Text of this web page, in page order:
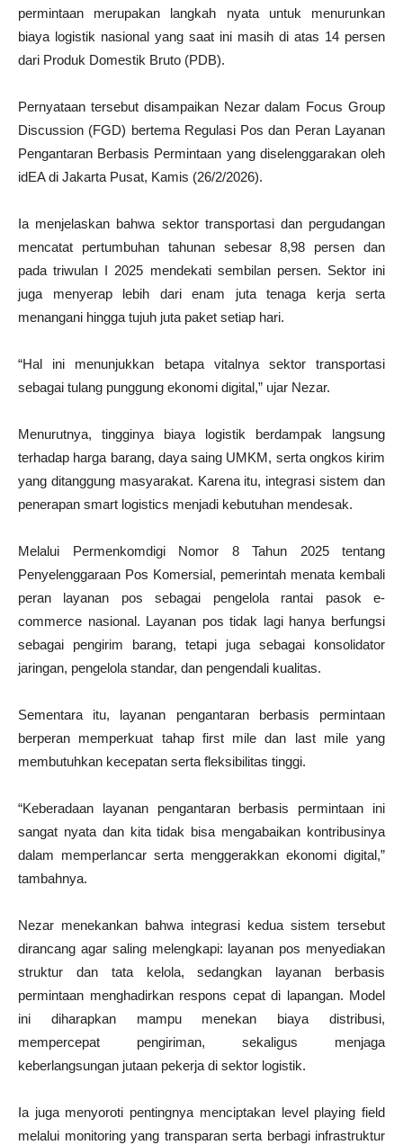
permintaan merupakan langkah nyata untuk menurunkan
biaya logistik nasional yang saat ini masih di atas 14 persen
dari Produk Domestik Bruto (PDB).
Pernyataan tersebut disampaikan Nezar dalam Focus Group
Discussion (FGD) bertema Regulasi Pos dan Peran Layanan
Pengantaran Berbasis Permintaan yang diselenggarakan oleh
idEA di Jakarta Pusat, Kamis (26/2/2026).
Ia menjelaskan bahwa sektor transportasi dan pergudangan
mencatat pertumbuhan tahunan sebesar 8,98 persen dan
pada triwulan I 2025 mendekati sembilan persen. Sektor ini
juga menyerap lebih dari enam juta tenaga kerja serta
menangani hingga tujuh juta paket setiap hari.
“Hal ini menunjukkan betapa vitalnya sektor transportasi
sebagai tulang punggung ekonomi digital,” ujar Nezar.
Menurutnya, tingginya biaya logistik berdampak langsung
terhadap harga barang, daya saing UMKM, serta ongkos kirim
yang ditanggung masyarakat. Karena itu, integrasi sistem dan
penerapan smart logistics menjadi kebutuhan mendesak.
Melalui Permenkomdigi Nomor 8 Tahun 2025 tentang
Penyelenggaraan Pos Komersial, pemerintah menata kembali
peran layanan pos sebagai pengelola rantai pasok e-
commerce nasional. Layanan pos tidak lagi hanya berfungsi
sebagai pengirim barang, tetapi juga sebagai konsolidator
jaringan, pengelola standar, dan pengendali kualitas.
Sementara itu, layanan pengantaran berbasis permintaan
berperan memperkuat tahap first mile dan last mile yang
membutuhkan kecepatan serta fleksibilitas tinggi.
“Keberadaan layanan pengantaran berbasis permintaan ini
sangat nyata dan kita tidak bisa mengabaikan kontribusinya
dalam memperlancar serta menggerakkan ekonomi digital,”
tambahnya.
Nezar menekankan bahwa integrasi kedua sistem tersebut
dirancang agar saling melengkapi: layanan pos menyediakan
struktur dan tata kelola, sedangkan layanan berbasis
permintaan menghadirkan respons cepat di lapangan. Model
ini diharapkan mampu menekan biaya distribusi,
mempercepat pengiriman, sekaligus menjaga
keberlangsungan jutaan pekerja di sektor logistik.
Ia juga menyoroti pentingnya menciptakan level playing field
melalui monitoring yang transparan serta berbagi infrastruktur